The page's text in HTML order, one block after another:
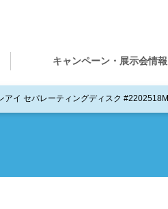
キャンペーン・展示会情報
アイ セパレーティングディスク #2202518M